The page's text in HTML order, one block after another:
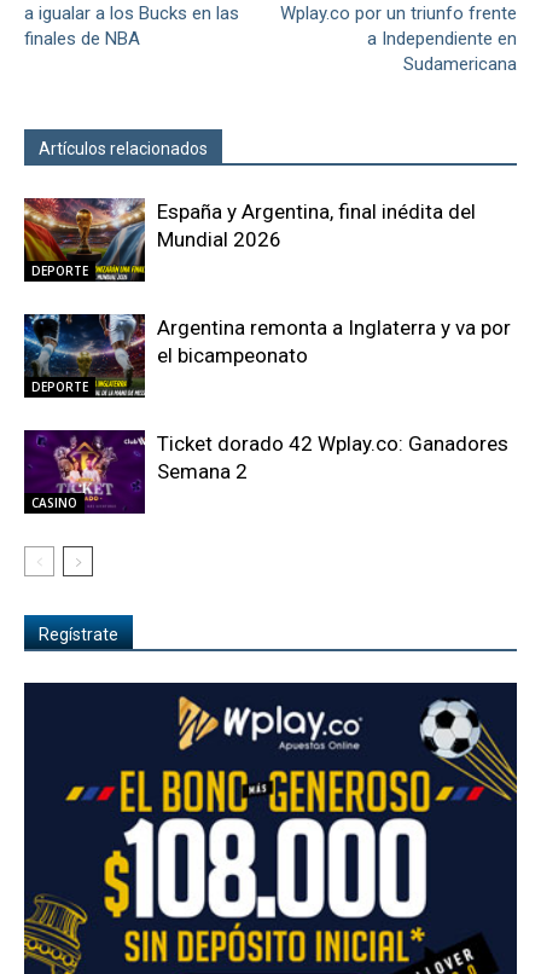
a igualar a los Bucks en las
finales de NBA
Wplay.co por un triunfo frente
a Independiente en
Sudamericana
Artículos relacionados
DEPORTE
España y Argentina, final inédita del
Mundial 2026
DEPORTE
Argentina remonta a Inglaterra y va por
el bicampeonato
CASINO
Ticket dorado 42 Wplay.co: Ganadores
Semana 2
Regístrate